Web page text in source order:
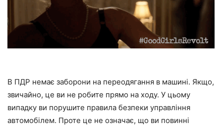
В ПДР немає заборони на переодягання в машині. Якщо,
звичайно, це ви не робите прямо на ходу. У цьому
випадку ви порушите правила безпеки управління
автомобілем. Проте це не означає, що ви повинні